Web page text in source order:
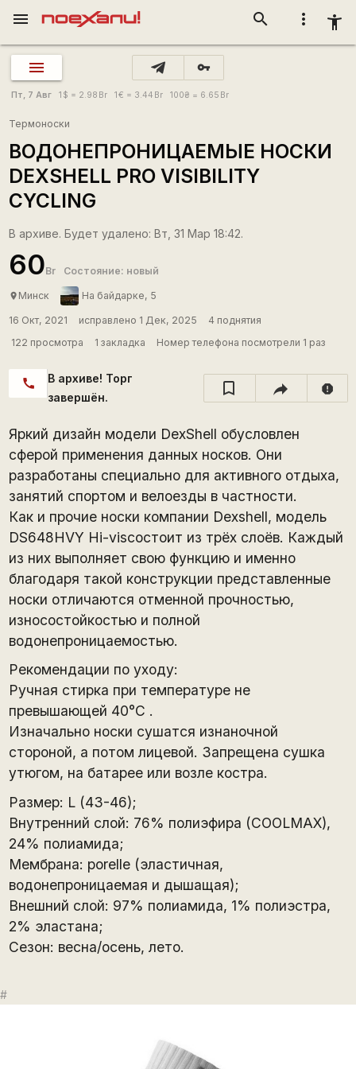
more_vert accessibility_new
search
menu
vpn_key
Пт, 7 Авг 1 $ = 2.98 Br 1€ = 3.44 Br 100₴ = 6.65 Br
Термоноски
ВОДОНЕПРОНИЦАЕМЫЕ НОСКИ
DEXSHELL PRO VISIBILITY
CYCLING
В архиве. Будет удалено: Вт, 31 Мар 18:42.
60Br Состояние: новый
place Минск На байдарке, 5
16 Окт, 2021 исправлено 1 Дек, 2025
4 поднятия
122 просмотра
1 закладка Номер телефона посмотрели 1 раз
call
В архиве! Торг
завершён.
report
Яркий дизайн модели DexShell обусловлен
сферой применения данных носков. Они
разработаны специально для активного отдыха,
занятий спортом и велоезды в частности.
Как и прочие носки компании Dexshell, модель
DS648HVY Hi-visсостоит из трёх слоёв. Каждый
из них выполняет свою функцию и именно
благодаря такой конструкции представленные
носки отличаются отменной прочностью,
износостойкостью и полной
водонепроницаемостью.
Рекомендации по уходу:
Ручная стирка при температуре не
превышающей 40°С .
Изначально носки сушатся изнаночной
стороной, а потом лицевой. Запрещена сушка
утюгом, на батарее или возле костра.
Размер: L (43-46);
Внутренний слой: 76% полиэфира (COOLMAX),
24% полиамида;
Мембрана: porelle (эластичная,
водонепроницаемая и дышащая);
Внешний слой: 97% полиамида, 1% полиэстра,
2% эластана;
Сезон: весна/осень, лето.
#